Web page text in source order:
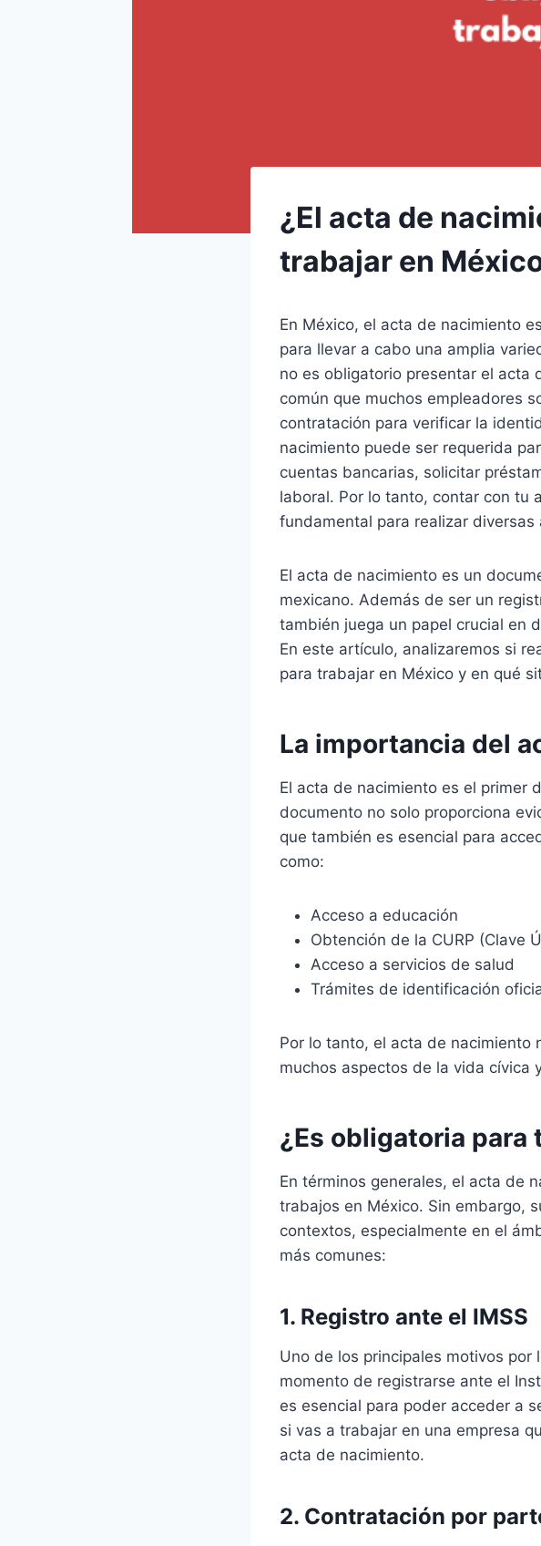
¿El acta de
trabajar en
En México, el acta de nacimiento
para llevar a cabo una amplia
no es obligatorio presentar el acta
común que muchos empleadores
contratación para verificar la
nacimiento puede ser requerida
cuentas bancarias, solicitar
laboral. Por lo tanto, contar con tu
fundamental para realizar
El acta de nacimiento es un
mexicano. Además de ser un
también juega un papel crucial en
En este artículo, analizaremos si
para trabajar en México y en qué
La importancia del
El acta de nacimiento es el primer
documento no solo proporciona
que también es esencial para
como:
Acceso a educación
Obtención de la CURP (Clave
Acceso a servicios de salud
Trámites de identificación
Por lo tanto, el acta de nacimiento
muchos aspectos de la vida cívica
¿Es obligatoria para
En términos generales, el acta de
trabajos en México. Sin embargo,
contextos, especialmente en el
más comunes:
1. Registro ante el IMSS
Uno de los principales motivos
momento de registrarse ante el
es esencial para poder acceder a
si vas a trabajar en una empresa
acta de nacimiento.
2. Contratación por